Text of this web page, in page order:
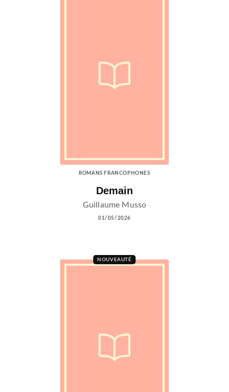
ROMANS FRANCOPHONES
Demain
Guillaume Musso
01/05/2026
NOUVEAUTÉ